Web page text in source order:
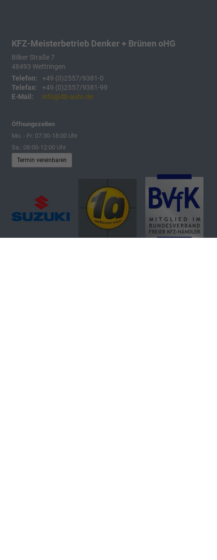
KFZ-Meisterbetrieb Denker + Brünen oHG
Bilker Straße 7
48493 Wettringen
Telefon:
+49 (0)2557/9381-0
Telefax:
+49 (0)2557/9381-99
E-Mail:
info@db-auto.de
Öffnungszeiten
Mo. - Fr: 07:30-18:00 Uhr
Sa.: 08:00-12:00 Uhr
Termin vereinbaren